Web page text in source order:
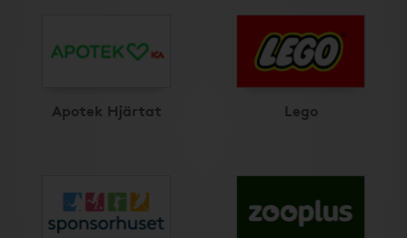
Apotek Hjärtat Lego